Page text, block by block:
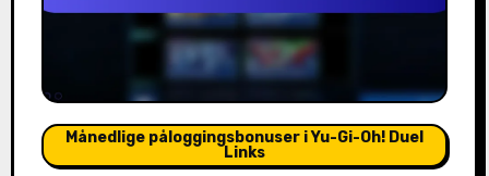
Månedlige påloggingsbonuser i Yu-Gi-Oh! Duel
Links